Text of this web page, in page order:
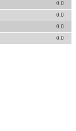
0.0
0.0
0.0
0.0